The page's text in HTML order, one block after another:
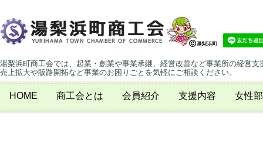
湯梨浜町商工会では、起業・創業や事業承継、経営改善など事業所の経営支
売上拡大や販路開拓など事業のお困りごとを気軽にご相談ください。
HOME 商工会とは 会員紹介 支援内容 女性部